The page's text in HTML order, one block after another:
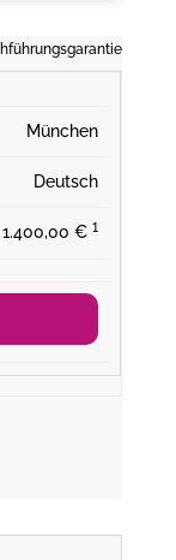
München
Deutsch
1.400,00 € ¹